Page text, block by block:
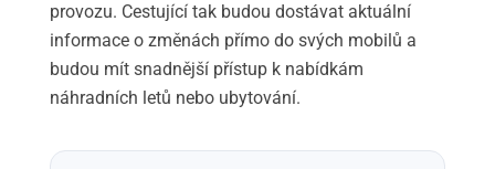
provozu. Cestující tak budou dostávat aktuální
informace o změnách přímo do svých mobilů a
budou mít snadnější přístup k nabídkám
náhradních letů nebo ubytování.